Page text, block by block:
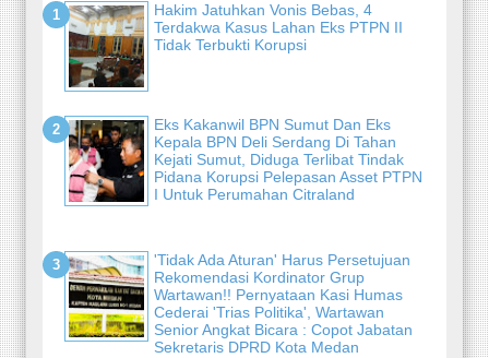
Hakim Jatuhkan Vonis Bebas, 4
Terdakwa Kasus Lahan Eks PTPN II
Tidak Terbukti Korupsi
Eks Kakanwil BPN Sumut Dan Eks
Kepala BPN Deli Serdang Di Tahan
Kejati Sumut, Diduga Terlibat Tindak
Pidana Korupsi Pelepasan Asset PTPN
I Untuk Perumahan Citraland
'Tidak Ada Aturan' Harus Persetujuan
Rekomendasi Kordinator Grup
Wartawan!! Pernyataan Kasi Humas
Cederai 'Trias Politika', Wartawan
Senior Angkat Bicara : Copot Jabatan
Sekretaris DPRD Kota Medan